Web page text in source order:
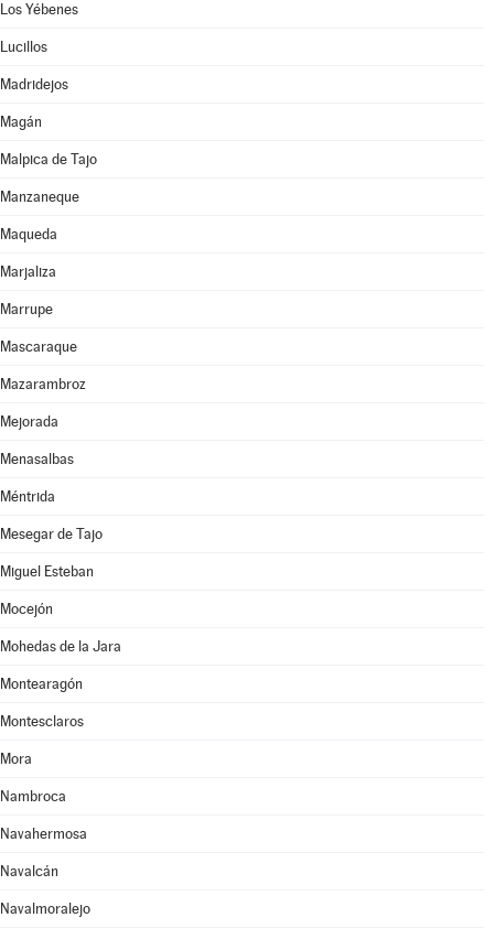
Los Yébenes
Lucillos
Madridejos
Magán
Malpica de Tajo
Manzaneque
Maqueda
Marjaliza
Marrupe
Mascaraque
Mazarambroz
Mejorada
Menasalbas
Méntrida
Mesegar de Tajo
Miguel Esteban
Mocejón
Mohedas de la Jara
Montearagón
Montesclaros
Mora
Nambroca
Navahermosa
Navalcán
Navalmoralejo